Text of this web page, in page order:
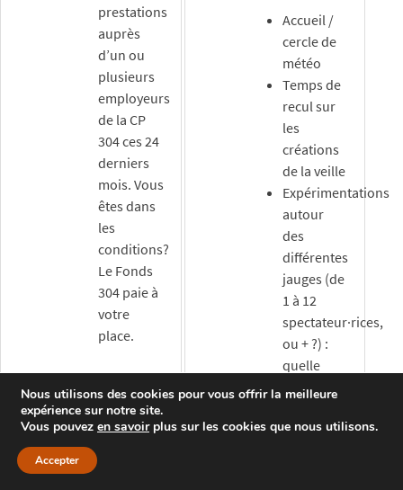
prestations
auprès
d’un ou
plusieurs
employeurs
de la CP
304 ces 24
derniers
mois. Vous
êtes dans
les
conditions?
Le Fonds
304 paie à
votre
place.
Posted inFormation,
Formations artistiques
complémentaires
Accueil /
cercle de
météo
Temps de
recul sur
les
créations
de la veille
Expérimentations
autour
des
différentes
jauges (de
1 à 12
spectateur·rices,
ou + ?) :
quelle
adresse,
pour le
Nous utilisons des cookies pour vous offrir la meilleure
expérience sur notre site.
Vous pouvez en savoirplus sur les cookies que nous utilisons.
Accepter